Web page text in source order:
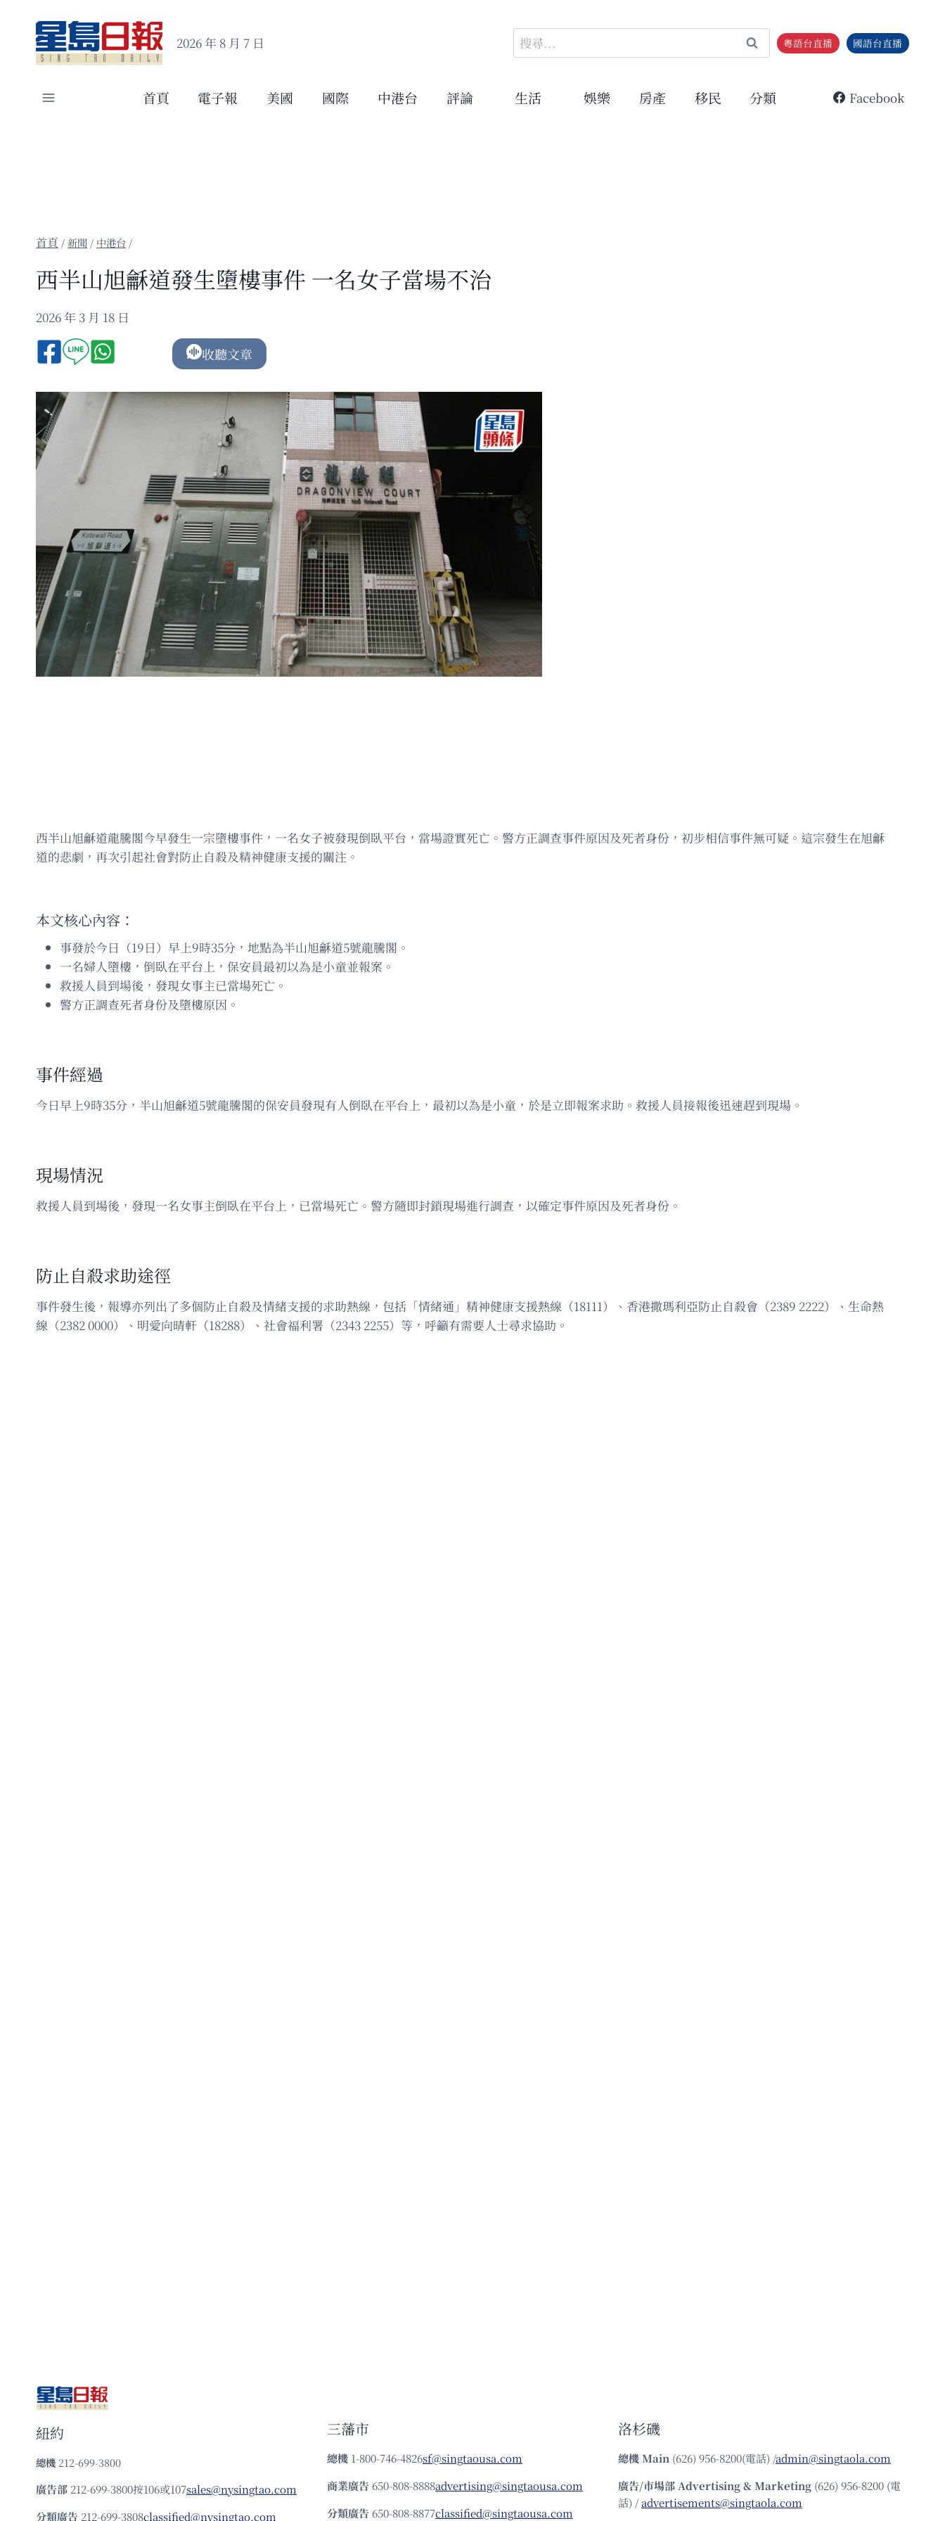
content
2026 年 8 月 7 日
搜
尋
鍵
粵語台直播 國語台直播
首頁 電子報 美國 國際 中港台 評論 生活 娛樂 房產 移民 分類 Facebook
/新聞 / 中港台 /
西半山旭龢道發生墮樓事件 一名女子當場不治
2026 年 3 月 18 日
收聽文章
西半山旭龢道龍騰閣今早發生一宗墮樓事件，一名女子被發現倒臥平台，當場證實死亡。警方正調查事件原因及死者身份，初步相信事件無可疑。這宗發生在旭龢
道的悲劇，再次引起社會對防止自殺及精神健康支援的關注。
本文核心內容：
事發於今日（19日）早上9時35分，地點為半山旭龢道5號龍騰閣。
一名婦人墮樓，倒臥在平台上，保安員最初以為是小童並報案。
救援人員到場後，發現女事主已當場死亡。
警方正調查死者身份及墮樓原因。
事件經過
今日早上9時35分，半山旭龢道5號龍騰閣的保安員發現有人倒臥在平台上，最初以為是小童，於是立即報案求助。救援人員接報後迅速趕到現場。
現場情況
救援人員到場後，發現一名女事主倒臥在平台上，已當場死亡。警方隨即封鎖現場進行調查，以確定事件原因及死者身份。
防止自殺求助途徑
事件發生後，報導亦列出了多個防止自殺及情緒支援的求助熱線，包括「情緒通」精神健康支援熱線（18111）、香港撒瑪利亞防止自殺會（2389 2222）、生命熱
線（2382 0000）、明愛向晴軒（18288）、社會福利署（2343 2255）等，呼籲有需要人士尋求協助。
紐約
總機 212-699-3800
廣告部 212-699-3800按106或107sales@nysingtao.com
分類廣告 212-699-3808classified@nysingtao.com
三藩市
總機 1-800-746-4826sf@singtaousa.com
商業廣告 650-808-8888advertising@singtaousa.com
分類廣告 650-808-8877classified@singtaousa.com
洛杉磯
總機Main (626) 956-8200(電話) /admin@singtaola.com
廣告/市場部Advertising & Marketing (626) 956-8200 (電
話) /advertisements@singtaola.com